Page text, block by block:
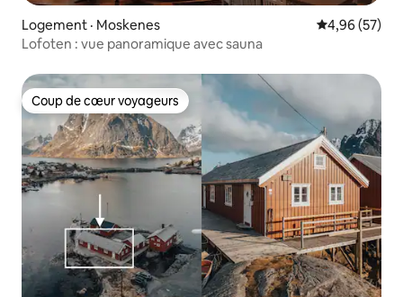
Logement · Moskenes Note
4,96 (57)
Lofoten : vue panoramique avec sauna
Coup de cœur voyageurs
Coup de cœur voyageurs